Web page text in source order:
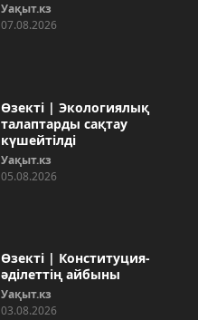
Уақыт.кз
07.08.2026
Өзекті | Экологиялық
талаптарды сақтау
күшейтілді
Уақыт.кз
05.08.2026
Өзекті | Конституция-
әділеттің айбыны
Уақыт.кз
03.08.2026